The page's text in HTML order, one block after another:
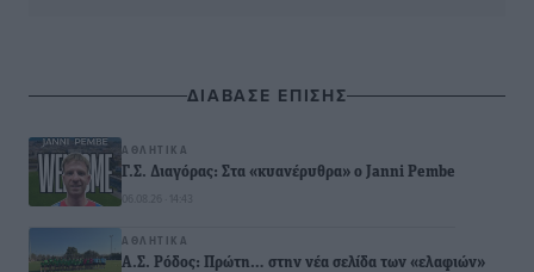
ΔΙΑΒΑΣΕ ΕΠΙΣΗΣ
ΑΘΛΗΤΙΚΆ
Γ.Σ. Διαγόρας: Στα «κυανέρυθρα» ο Janni Pembe
06.08.26 · 14:43
ΑΘΛΗΤΙΚΆ
Α.Σ. Ρόδος: Πρώτη… στην νέα σελίδα των «ελαφιών»